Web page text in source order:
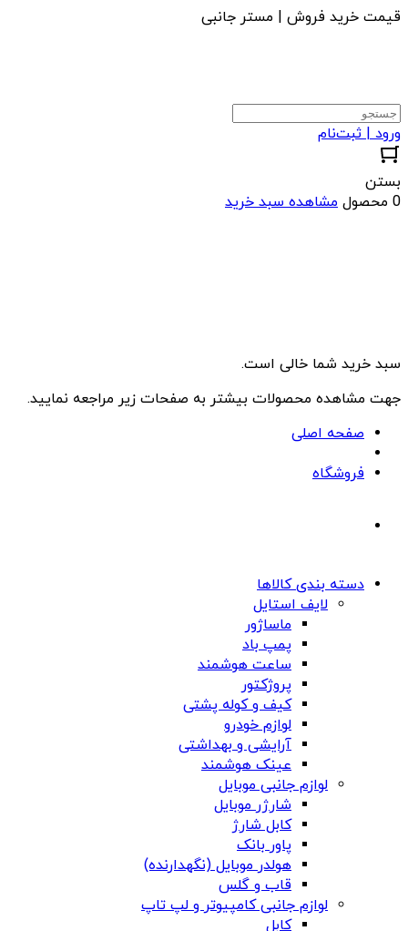
قیمت خرید فروش | مستر جانبی
ورود | ثبت‌نام
بستن
0 محصول
مشاهده سبد خرید
سبد خرید شما خالی است.
جهت مشاهده محصولات بیشتر به صفحات زیر مراجعه نمایید.
صفحه اصلی
فروشگاه
دسته بندی کالاها
لایف استایل
ماساژور
پمپ باد
ساعت هوشمند
پروژکتور
کیف و کوله پشتی
لوازم خودرو
آرایشی و بهداشتی
عینک هوشمند
لوازم جانبی موبایل
شارژر موبایل
کابل شارژ
پاور بانک
هولدر موبایل (نگهدارنده)
قاب و گلس
لوازم جانبی کامپیوتر و لپ تاپ
کابل